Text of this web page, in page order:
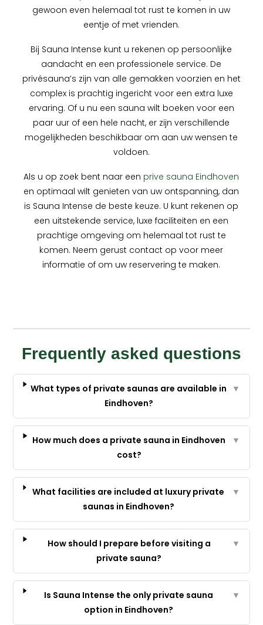
gewoon even helemaal tot rust te komen in uw
eentje of met vrienden.
Bij Sauna Intense kunt u rekenen op persoonlijke
aandacht en een professionele service. De
privésauna’s zijn van alle gemakken voorzien en het
complex is prachtig ingericht voor een extra luxe
ervaring. Of u nu een sauna wilt boeken voor een
paar uur of een hele nacht, er zijn verschillende
mogelijkheden beschikbaar om aan uw wensen te
voldoen.
Als u op zoek bent naar een prive sauna Eindhoven
en optimaal wilt genieten van uw ontspanning, dan
is Sauna Intense de beste keuze. U kunt rekenen op
een uitstekende service, luxe faciliteiten en een
prachtige omgeving om helemaal tot rust te
komen. Neem gerust contact op voor meer
informatie of om uw reservering te maken.
Frequently asked questions
What types of private saunas are available in
Eindhoven?
▼
How much does a private sauna in Eindhoven
cost?
▼
What facilities are included at luxury private
saunas in Eindhoven?
▼
How should I prepare before visiting a
private sauna?
▼
Is Sauna Intense the only private sauna
option in Eindhoven?
▼